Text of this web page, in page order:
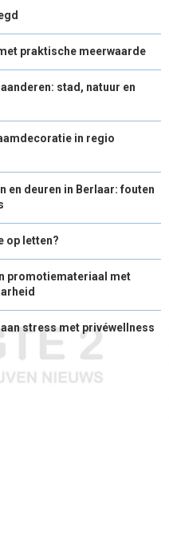
praktische meerwaarde
stad, natuur en
in regio
en deuren in Berlaar: fouten
op letten?
promotiemateriaal met
stress met privéwellness